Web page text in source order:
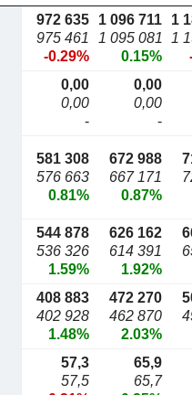
972 635
975 461
-0.29%
1 096 711
1 095 081
0.15%
1
1
0,00
0,00
-
0,00
0,00
-
581 308
576 663
0.81%
672 988
667 171
0.87%
544 878
536 326
1.59%
626 162
614 391
1.92%
408 883
402 928
1.48%
472 270
462 870
2.03%
57,3
57,5
65,9
65,7